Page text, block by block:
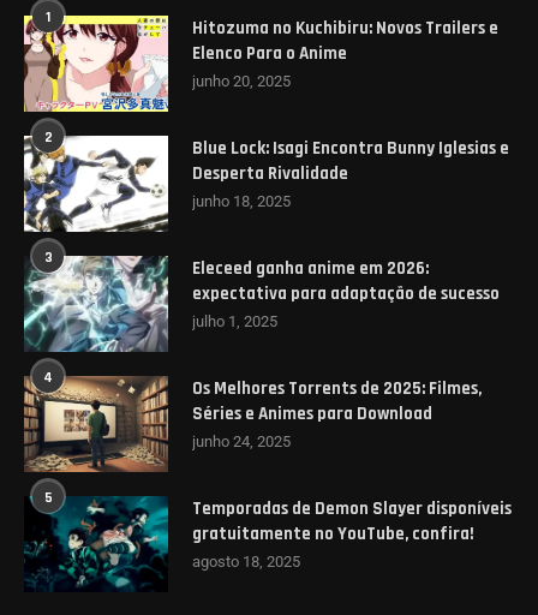
1
Hitozuma no Kuchibiru: Novos Trailers e
Elenco Para o Anime
junho 20, 2025
2
Blue Lock: Isagi Encontra Bunny Iglesias e
Desperta Rivalidade
junho 18, 2025
3
Eleceed ganha anime em 2026:
expectativa para adaptação de sucesso
julho 1, 2025
4
Os Melhores Torrents de 2025: Filmes,
Séries e Animes para Download
junho 24, 2025
5
Temporadas de Demon Slayer disponíveis
gratuitamente no YouTube, confira!
agosto 18, 2025